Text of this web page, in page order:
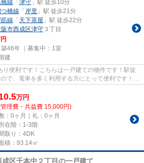
線 「 津守 」駅 徒歩10分
橋線 「 岸里 」駅 徒歩21分
線 「 天下茶屋 」駅 徒歩22分
市西成区津守 ３丁目
46年 ｜募集中： 1室
建
り便利です！こちらは一戸建ての物件です！駅徒
で、電車を多く利用する方にとって便利です！駅
万円
理費・共益費 15,000円)
：0ヶ月｜礼：0ヶ月
在階：1-3階
取り：4DK
積：93.14㎡
成区千本中２丁目の一戸建て